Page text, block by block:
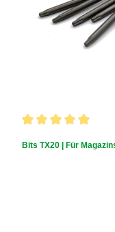
Bits TX20 | Für